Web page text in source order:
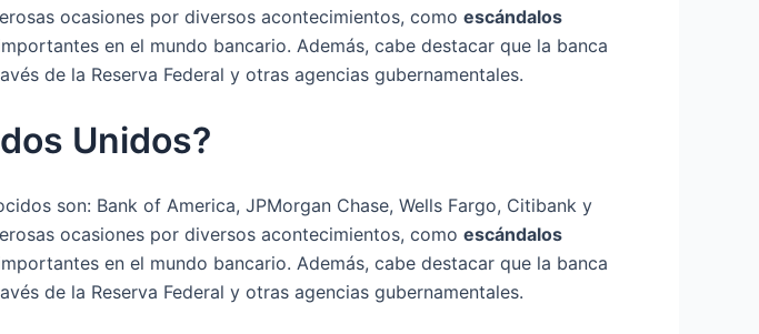
ocasiones por diversos acontecimientos, como escándalos
en el mundo bancario. Además, cabe destacar que la banca
de la Reserva Federal y otras agencias gubernamentales.
Unidos?
son: Bank of America, JPMorgan Chase, Wells Fargo, Citibank y
ocasiones por diversos acontecimientos, como escándalos
en el mundo bancario. Además, cabe destacar que la banca
de la Reserva Federal y otras agencias gubernamentales.